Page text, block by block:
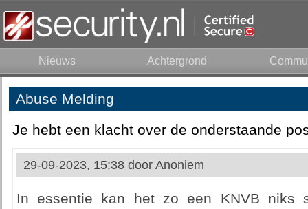
Nieuws Achtergrond
Abuse Melding
Je hebt een klacht over de onderstaande
29-09-2023, 15:38 door Anoniem
In essentie kan het zo een KNVB niks